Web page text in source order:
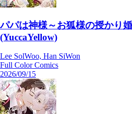
パパは神様～お狐様の授かり
(YuccaYellow)
Lee SolWoo, Han SiWon
Full Color Comics
2026/09/15